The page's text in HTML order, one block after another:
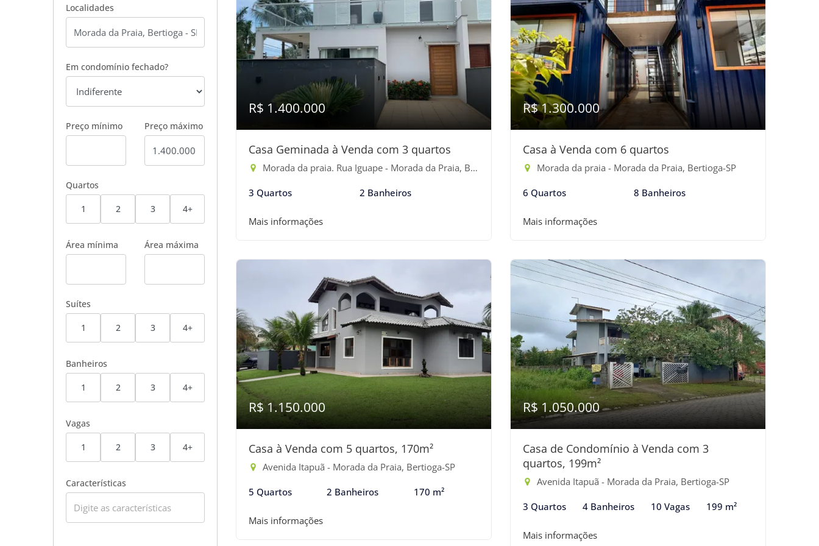
Localidades
Em condomínio fechado?
Preço mínimo Preço máximo
Quartos
1 2 3 4+
Área mínima Área máxima
Suítes
1 2 3 4+
Banheiros
1 2 3 4+
Vagas
1 2 3 4+
Características
R$ 1.400.000
Casa Geminada à Venda com 3 quartos
Morada da praia. Rua Iguape - Morada da Praia, Bertioga-SP
3 Quartos 2 Banheiros
Mais informações
R$ 1.300.000
Casa à Venda com 6 quartos
Morada da praia - Morada da Praia, Bertioga-SP
6 Quartos 8 Banheiros
Mais informações
R$ 1.150.000
Casa à Venda com 5 quartos, 170m²
Avenida Itapuã - Morada da Praia, Bertioga-SP
5 Quartos 2 Banheiros 170 m²
Mais informações
R$ 1.050.000
Casa de Condomínio à Venda com 3
quartos, 199m²
Avenida Itapuã - Morada da Praia, Bertioga-SP
3 Quartos 4 Banheiros 10 Vagas 199 m²
Mais informações